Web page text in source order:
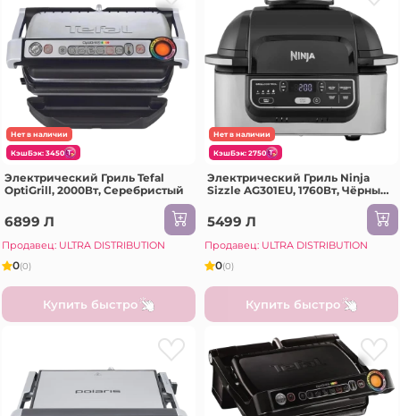
Нет в наличии
КэшБэк: 3450
Электрический Гриль Tefal
OptiGrill, 2000Вт, Серебристый
6899 Л
Продавец: ULTRA DISTRIBUTION
0(0)
Купить быстро
Нет в наличии
КэшБэк: 2750
Электрический Гриль Ninja
Sizzle AG301EU, 1760Вт, Чёрный
5499 Л
Продавец: ULTRA DISTRIBUTION
0(0)
Купить быстро